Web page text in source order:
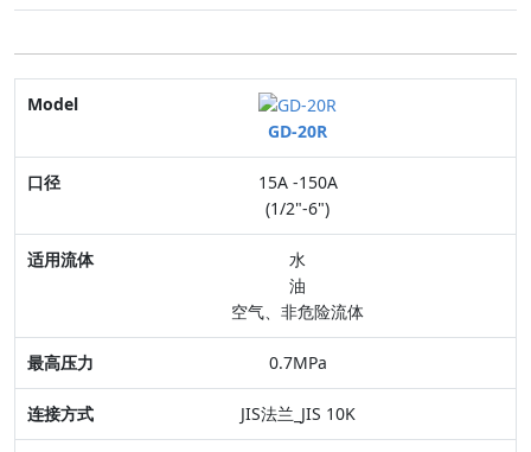
Model
口径
适用流体
最高压力
阀体材质
特点
GD-20R
15A -150A
(1/2"-6")
水
油
空气、非危险流体
0.7MPa
JIS法兰_JIS 10K